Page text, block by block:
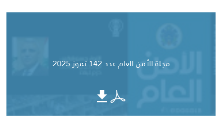
مجلة الأمن العام عدد 142 تموز 2025